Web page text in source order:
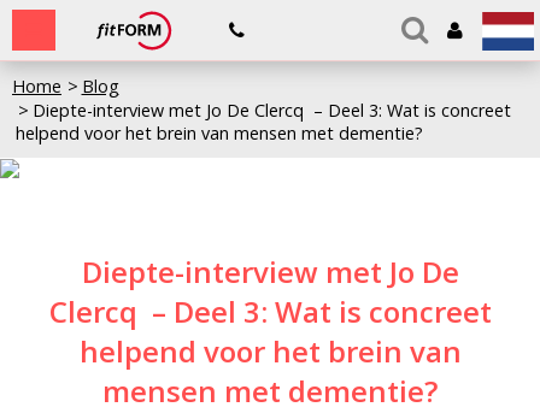
Home
Blog
Diepte-interview met Jo De Clercq – Deel 3: Wat is concreet
helpend voor het brein van mensen met dementie?
Diepte-interview met Jo De
Clercq – Deel 3: Wat is concreet
helpend voor het brein van
mensen met dementie?